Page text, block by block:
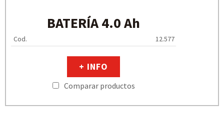
BATERÍA 4.0 Ah
Cod. 12.577
+ INFO
Comparar productos